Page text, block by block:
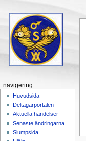
navigering
Huvudsida
Deltagarportalen
Aktuella händelser
Senaste ändringarna
Slumpsida